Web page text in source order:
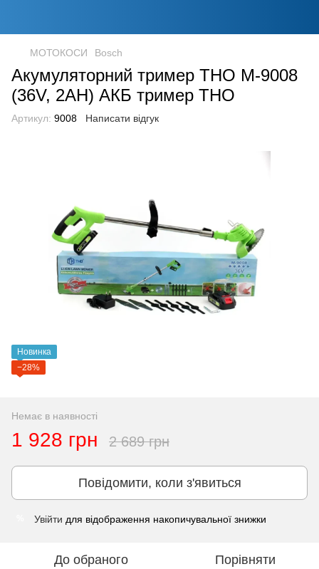
МОТОКОСИ Bosch
Акумуляторний тример THO M-9008
(36V, 2AH) АКБ тример THO
Артикул: 9008 Написати відгук
Новинка
−28%
Немає в наявності
1 928 грн 2 689 грн
Повідомити, коли з'явиться
Увійти для відображення накопичувальної знижки
До обраного Порівняти